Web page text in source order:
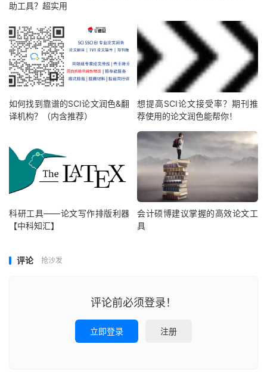
助工具？超实用
如何找到靠谱的SCI论文润色&翻
译机构？（内含推荐）
想提高SCI论文接受率？期刊推
荐使用的论文润色能帮你！
科研工具——论文写作排版利器
【中科知汇】
会计硕博建议掌握的高效论文工
具
评论 抢沙发
评论前必须登录！
立即登录 注册